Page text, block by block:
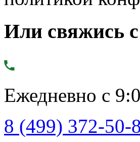
Или свяжись
Ежедневно с
8 (499) 372-50-